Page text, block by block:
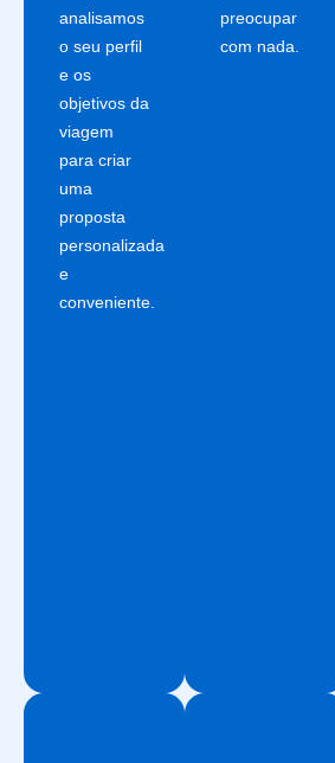
analisamos
o seu perfil
e os
objetivos da
viagem
para criar
uma
proposta
personalizada
e
conveniente.
preocupar
com nada.